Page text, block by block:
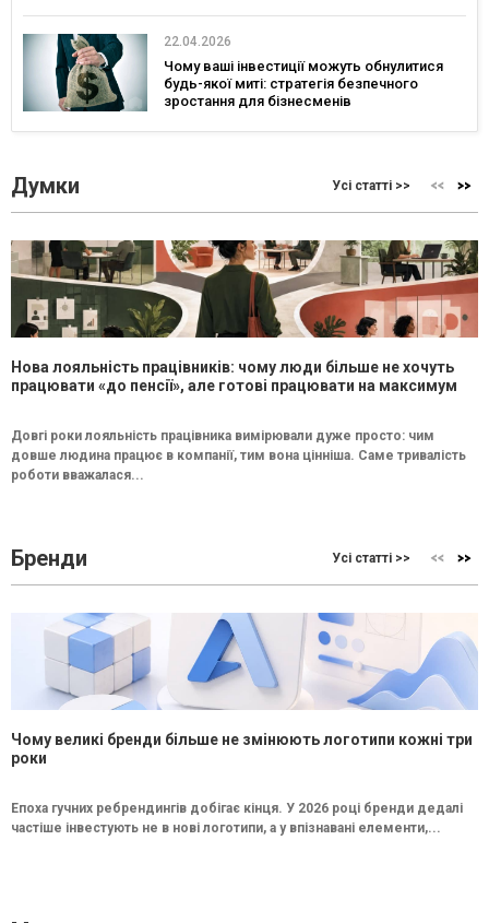
22.04.2026
Чому ваші інвестиції можуть обнулитися
будь-якої миті: стратегія безпечного
зростання для бізнесменів
Думки Усі статті >>
Нова лояльність працівників: чому люди більше не хочуть
працювати «до пенсії», але готові працювати на максимум
Довгі роки лояльність працівника вимірювали дуже просто: чим
довше людина працює в компанії, тим вона цінніша. Саме тривалість
роботи вважалася...
Бренди Усі статті >>
Чому великі бренди більше не змінюють логотипи кожні три
роки
Епоха гучних ребрендингів добігає кінця. У 2026 році бренди дедалі
частіше інвестують не в нові логотипи, а у впізнавані елементи,...